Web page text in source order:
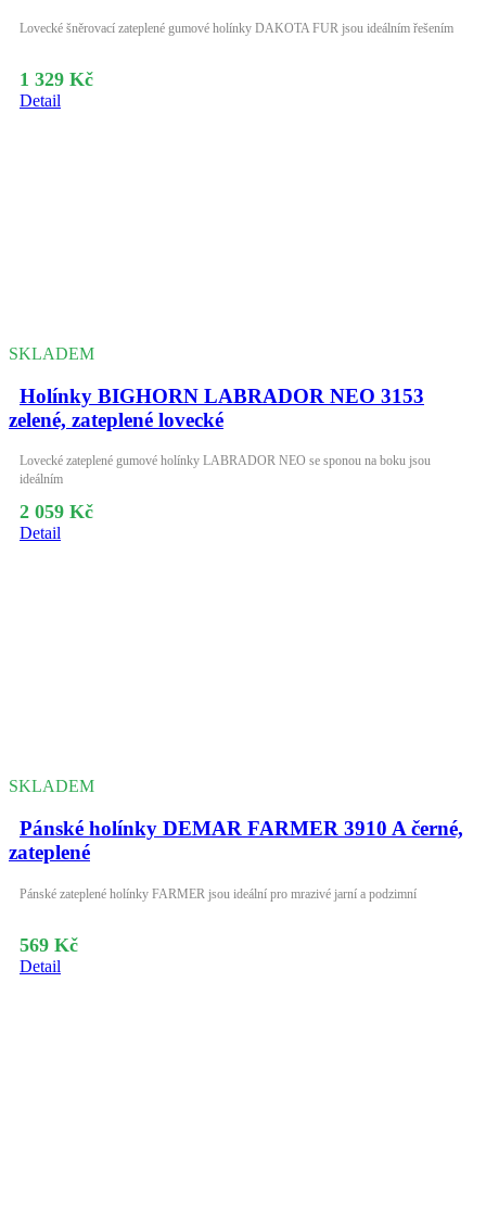
Lovecké šněrovací zateplené gumové holínky DAKOTA FUR jsou ideálním řešením
1 329 Kč
Detail
SKLADEM
Holínky BIGHORN LABRADOR NEO 3153
zelené, zateplené lovecké
Lovecké zateplené gumové holínky LABRADOR NEO se sponou na boku jsou
ideálním
2 059 Kč
Detail
SKLADEM
Pánské holínky DEMAR FARMER 3910 A černé,
zateplené
Pánské zateplené holínky FARMER jsou ideální pro mrazivé jarní a podzimní
569 Kč
Detail